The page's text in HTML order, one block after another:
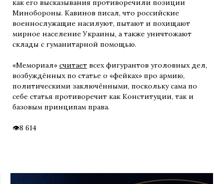
как его высказывания противоречили позиции
Минобороны. Кавинов писал, что российские
военнослужащие насилуют, пытают и похищают
мирное население Украины, а также уничтожают
склады с гуманитарной помощью.
«Мемориал» считает всех фигурантов уголовных дел,
возбуждённых по статье о «фейках» про армию,
политическими заключёнными, поскольку сама по
себе статья противоречит как Конституции, так и
базовым принципам права.
8 614